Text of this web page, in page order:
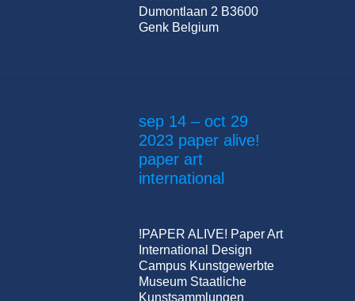
Dumontlaan 2 B3600
Genk Belgium
sep 14 – oct 29
2023 paper alive!
paper art
international
!PAPER ALIVE! Paper Art
International Design
Campus Kunstgewerbte
Museum Staatliche
Kunstsammlungen